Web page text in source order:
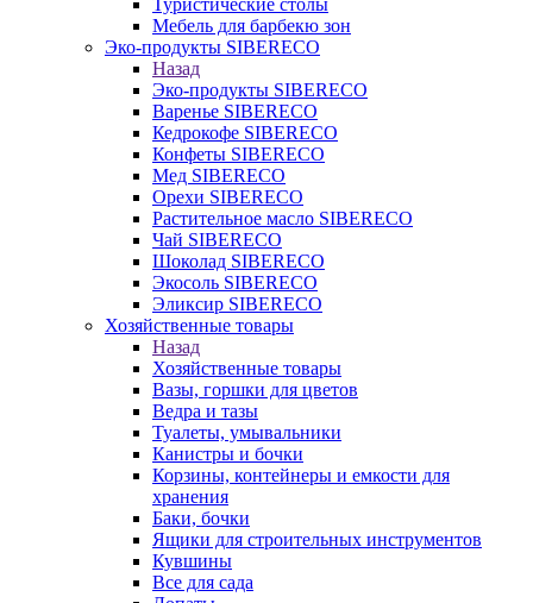
Туристические столы
Мебель для барбекю зон
Эко-продукты SIBERECO
Назад
Эко-продукты SIBERECO
Варенье SIBERECO
Кедрокофе SIBERECO
Конфеты SIBERECO
Мед SIBERECO
Орехи SIBERECO
Растительное масло SIBERECO
Чай SIBERECO
Шоколад SIBERECO
Экосоль SIBERECO
Эликсир SIBERECO
Хозяйственные товары
Назад
Хозяйственные товары
Вазы, горшки для цветов
Ведра и тазы
Туалеты, умывальники
Канистры и бочки
Корзины, контейнеры и емкости для
хранения
Баки, бочки
Ящики для строительных инструментов
Кувшины
Все для сада